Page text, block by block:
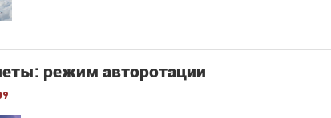
режим авторотации